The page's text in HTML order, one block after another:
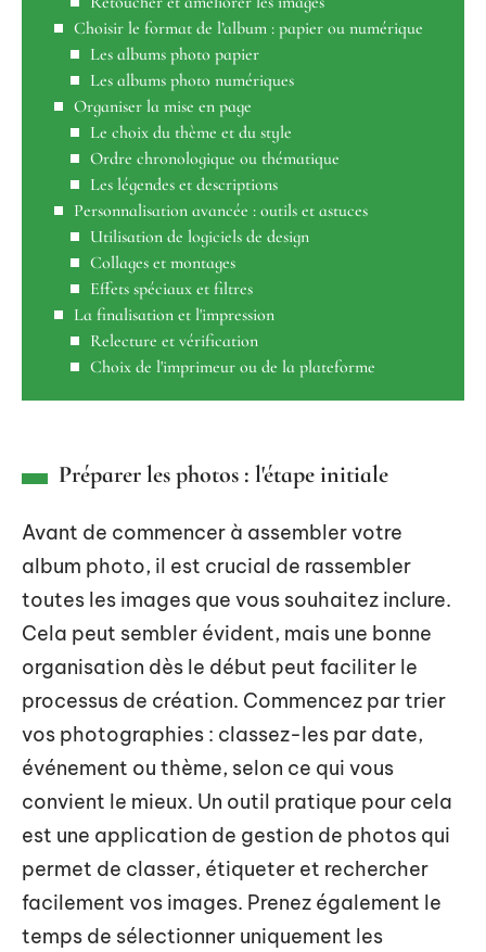
Choisir le format de l’album : papier ou numérique
Les albums photo papier
Les albums photo numériques
Organiser la mise en page
Le choix du thème et du style
Ordre chronologique ou thématique
Les légendes et descriptions
Personnalisation avancée : outils et astuces
Utilisation de logiciels de design
Collages et montages
Effets spéciaux et filtres
La finalisation et l'impression
Relecture et vérification
Choix de l'imprimeur ou de la plateforme
Préparer les photos : l'étape initiale
Avant de commencer à assembler votre
album photo, il est crucial de rassembler
toutes les images que vous souhaitez inclure.
Cela peut sembler évident, mais une bonne
organisation dès le début peut faciliter le
processus de création. Commencez par trier
vos photographies : classez-les par date,
événement ou thème, selon ce qui vous
convient le mieux. Un outil pratique pour cela
est une application de gestion de photos qui
permet de classer, étiqueter et rechercher
facilement vos images. Prenez également le
temps de sélectionner uniquement les